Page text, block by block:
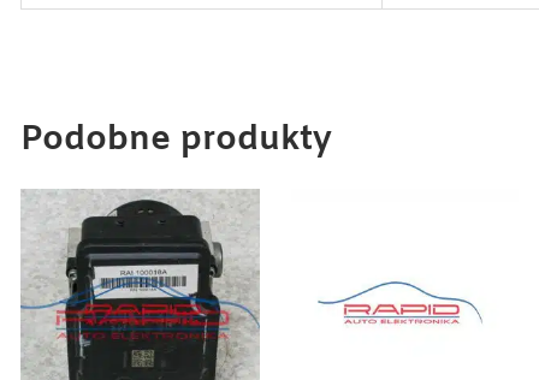
Podobne produkty